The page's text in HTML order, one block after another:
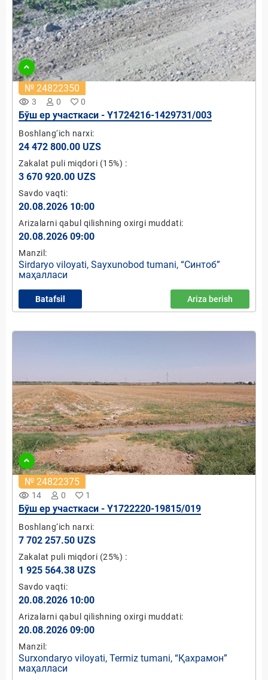
remove_red_eye 3 0 0
№ 24822350
Бўш ер участкаси - Y1724216-1429731/003
Boshlang‘ich narxi:
24 472 800.00 UZS
Zakalat puli miqdori (15%) :
3 670 920.00 UZS
Savdo vaqti:
20.08.2026 10:00
Arizalarni qabul qilishning oxirgi muddati:
20.08.2026 09:00
Manzil:
Sirdaryo viloyati, Sayxunobod tumani, “Синтоб”
маҳалласи
Batafsil Ariza berish
remove_red_eye 14 0 1
№ 24822375
Бўш ер участкаси - Y1722220-19815/019
Boshlang‘ich narxi:
7 702 257.50 UZS
Zakalat puli miqdori (25%) :
1 925 564.38 UZS
Savdo vaqti:
20.08.2026 10:00
Arizalarni qabul qilishning oxirgi muddati:
20.08.2026 09:00
Manzil:
Surxondaryo viloyati, Termiz tumani, “Қахрамон”
маҳалласи